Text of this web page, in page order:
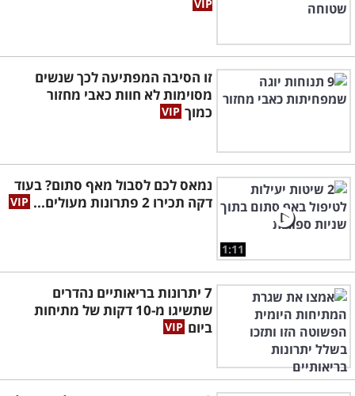
זו הסיבה המפתיעה לכך שנשים
מסוימות לא חוות כאבי מחזור
כמוך
1:11
נמאס לכם לסבול מאף סתום? בעוד
דקה תכירו 2 פתרונות מעולים...
7 יתרונות בריאותיים נהדרים
שתשיגו מ-10 דקות של מתיחות
ביום